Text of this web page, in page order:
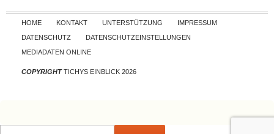
Skip to content
HOME KONTAKT UNTERSTÜTZUNG
IMPRESSUM
DATENSCHUTZ
DATENSCHUTZEINSTELLUNGEN
MEDIADATEN ONLINE
COPYRIGHTTICHYS EINBLICK 2026